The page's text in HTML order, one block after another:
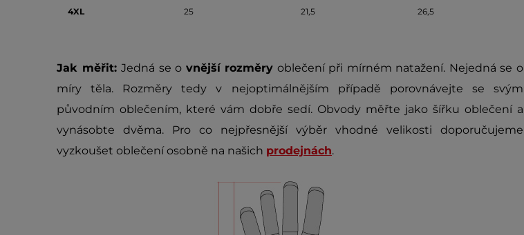
4XL 25 21,5 26,5
Jak měřit:Jedná se o vnější rozměry oblečení při mírném natažení. Nejedná se o
míry těla. Rozměry tedy v nejoptimálnějším případě porovnávejte se svým
původním oblečením, které vám dobře sedí. Obvody měřte jako šířku oblečení a
vynásobte dvěma. Pro co nejpřesnější výběr vhodné velikosti doporučujeme
vyzkoušet oblečení osobně na našich prodejnách.